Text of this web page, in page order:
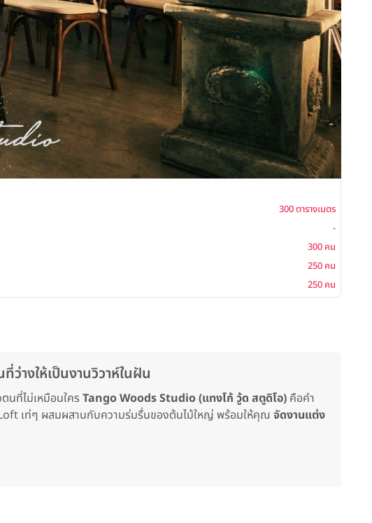
300 ตารางเมตร
-
300 คน
250 คน
250 คน
งให้เป็นงานวิวาห์ในฝัน
นที่ไม่เหมือนใครTango Woods Studio (แทงโก้ วู้ด สตูดิโอ) คือคำ
เท่ๆ ผสมผสานกับความร่มรื่นของต้นไม้ใหญ่ พร้อมให้คุณ จัดงานแต่ง